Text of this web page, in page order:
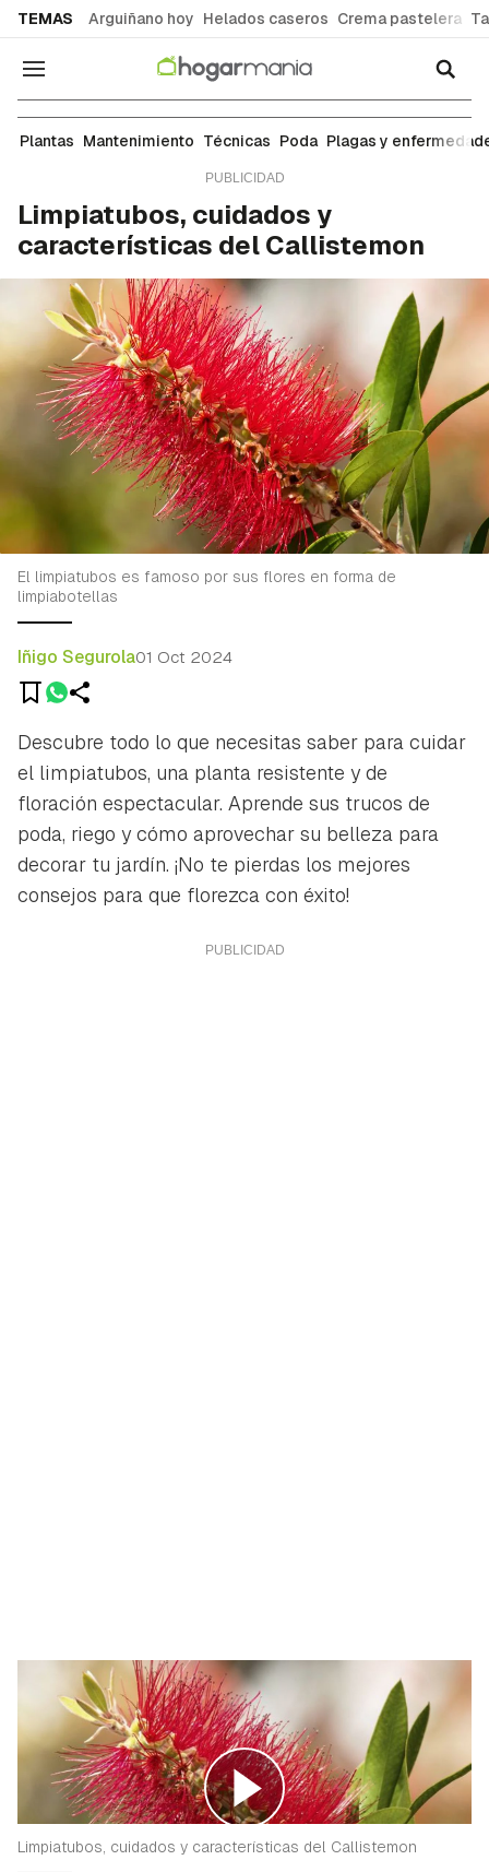
TEMAS Arguiñano hoy Helados caseros Crema pastelera
Navegación
Mantenimiento
Plantas Mantenimiento Técnicas Poda Plagas y
Limpiatubos, cuidados y
características del Callistemon
El limpiatubos es famoso por sus flores en forma de
limpiabotellas
Iñigo Segurola01 Oct 2024
Descubre todo lo que necesitas saber para cuidar
el limpiatubos, una planta resistente y de
floración espectacular. Aprende sus trucos de
poda, riego y cómo aprovechar su belleza para
decorar tu jardín. ¡No te pierdas los mejores
consejos para que florezca con éxito!
Limpiatubos, cuidados y características del Callistemon